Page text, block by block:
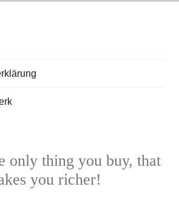
only thing you buy, that
you richer!